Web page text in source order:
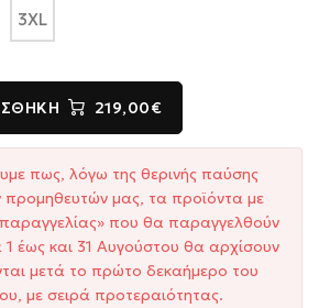
3XL
219,00€
πως, λόγω της θερινής παύσης
προμηθευτών μας, τα προϊόντα με
παραγγελίας» που θα παραγγελθούν
έως και 31 Αυγούστου θα αρχίσουν
μετά το πρώτο δεκαήμερο του
με σειρά προτεραιότητας.